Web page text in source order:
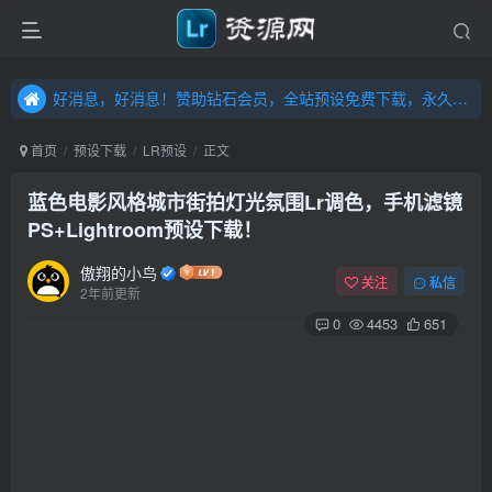
好消息，好消息！赞助钻石会员，全站预设免费下载，永久钻石会员，”送“万元超值资源，内容丰富，容量高达20T，不断更新！点击进入……
好消息，好消息！赞助钻石会员，全站预设免费下载，永久钻石会员，”送“万元超值资源，内容丰富，容量高达20T，不断更新！点击进入……
首页 预设下载 LR预设 正文
蓝色电影风格城市街拍灯光氛围Lr调色，手机滤镜
PS+Lightroom预设下载！
傲翔的小鸟
2年前更新
关注 私信
0 4453 651